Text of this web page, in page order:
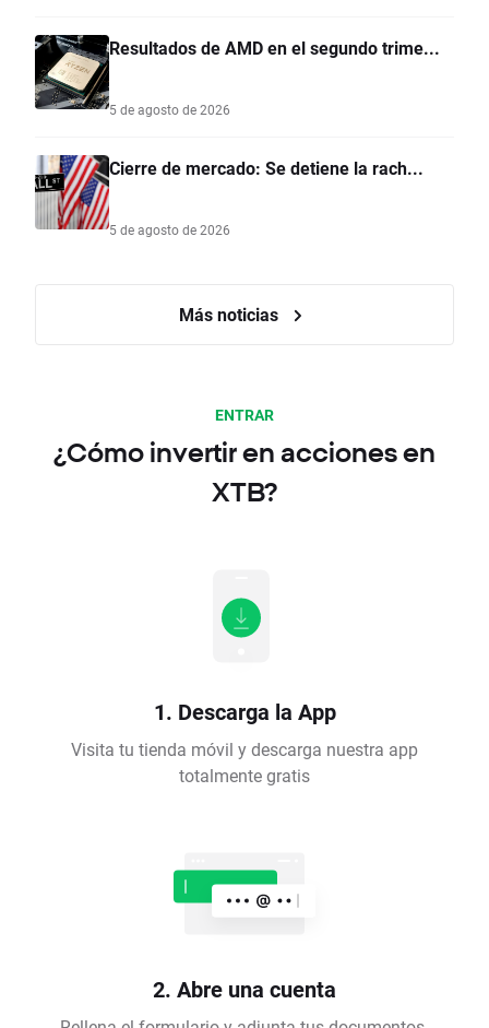
Resultados de AMD en el segundo trime...
5 de agosto de 2026
Cierre de mercado: Se detiene la rach...
5 de agosto de 2026
Más noticias
ENTRAR
¿Cómo invertir en acciones en
XTB?
1. Descarga la App
Visita tu tienda móvil y descarga nuestra app
totalmente gratis
2. Abre una cuenta